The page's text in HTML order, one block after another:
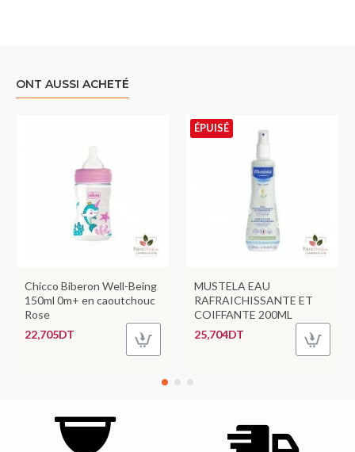
ONT AUSSI ACHETÉ
Chicco Biberon Well-Being
150ml 0m+ en caoutchouc
Rose
22,705DT
ÉPUISÉ
MUSTELA EAU
RAFRAICHISSANTE ET
COIFFANTE 200ML
25,704DT